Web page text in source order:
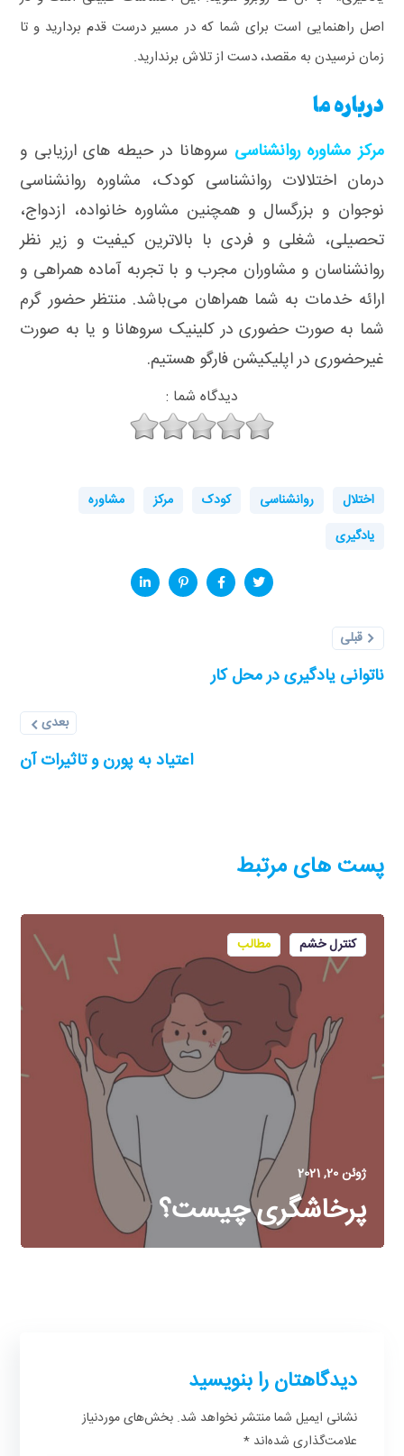
اصل راهنمایی است برای شما که در مسیر درست قدم بردارید و تا
زمان نرسیدن به مقصد، دست از تلاش برندارید.
درباره ما
مرکز مشاوره روانشناسی سروهانا در حیطه های ارزیابی و
درمان اختلالات روانشناسی کودک، مشاوره روانشناسی
نوجوان و بزرگسال و همچنین مشاوره خانواده، ازدواج،
تحصیلی، شغلی و فردی با بالاترین کیفیت و زیر نظر
روانشناسان و مشاوران مجرب و با تجربه آماده همراهی و
ارائه خدمات به شما همراهان می‌باشد. منتظر حضور گرم
شما به صورت حضوری در کلینیک سروهانا و یا به صورت
غیرحضوری در اپلیکیشن فارگو هستیم.
دیدگاه شما :
اختلال روانشناسی کودک مرکز
مشاوره
یادگیری
قبلی
ناتوانی یادگیری در محل کار
بعدی
اعتیاد به پورن و تاثیرات آن
پست های مرتبط
کنترل خشم مطالب
ژوئن 20, 2021
پرخاشگری چیست؟
دیدگاهتان را بنویسید
نشانی ایمیل شما منتشر نخواهد شد. بخش‌های موردنیاز
علامت‌گذاری شده‌اند*